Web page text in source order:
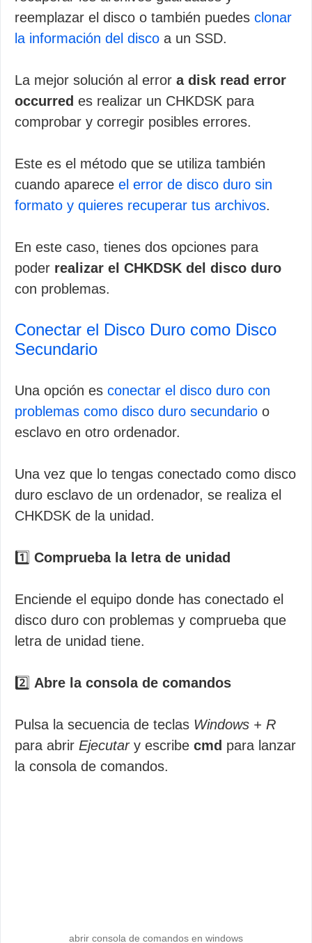
reemplazar el disco o también puedes clonar
la información del disco a un SSD.
La mejor solución al error a disk read error
occurred es realizar un CHKDSK para
comprobar y corregir posibles errores.
Este es el método que se utiliza también
cuando aparece el error de disco duro sin
formato y quieres recuperar tus archivos.
En este caso, tienes dos opciones para
poder realizar el CHKDSK del disco duro
con problemas.
Conectar el Disco Duro como Disco
Secundario
Una opción es conectar el disco duro con
problemas como disco duro secundario o
esclavo en otro ordenador.
Una vez que lo tengas conectado como disco
duro esclavo de un ordenador, se realiza el
CHKDSK de la unidad.
1️⃣ Comprueba la letra de unidad
Enciende el equipo donde has conectado el
disco duro con problemas y comprueba que
letra de unidad tiene.
2️⃣ Abre la consola de comandos
Pulsa la secuencia de teclas Windows + R
para abrir Ejecutary escribe cmd para lanzar
la consola de comandos.
abrir consola de comandos en windows